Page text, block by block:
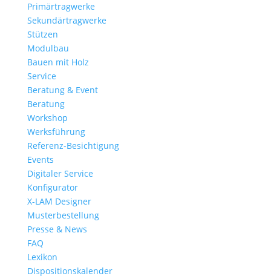
Primärtragwerke
Sekundärtragwerke
Stützen
Modulbau
Bauen mit Holz
Service
Beratung & Event
Beratung
Workshop
Werksführung
Referenz-Besichtigung
Events
Digitaler Service
Konfigurator
X-LAM Designer
Musterbestellung
Presse & News
FAQ
Lexikon
Dispositionskalender